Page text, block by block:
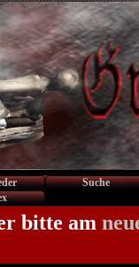
Suche
bitte am